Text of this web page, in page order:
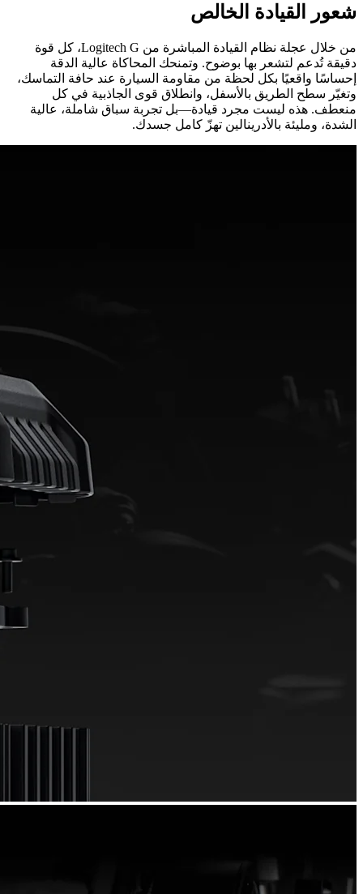
شعور القيادة الخالص
من خلال عجلة نظام القيادة المباشرة من Logitech G، كل قوة
دقيقة تُدعم لتشعر بها بوضوح. وتمنحك المحاكاة عالية الدقة
إحساسًا واقعيًا بكل لحظة من مقاومة السيارة عند حافة التماسك،
وتغيّر سطح الطريق بالأسفل، وانطلاق قوى الجاذبية في كل
منعطف. هذه ليست مجرد قيادة—بل تجربة سباق شاملة، عالية
الشدة، ومليئة بالأدرينالين تهزّ كامل جسدك.